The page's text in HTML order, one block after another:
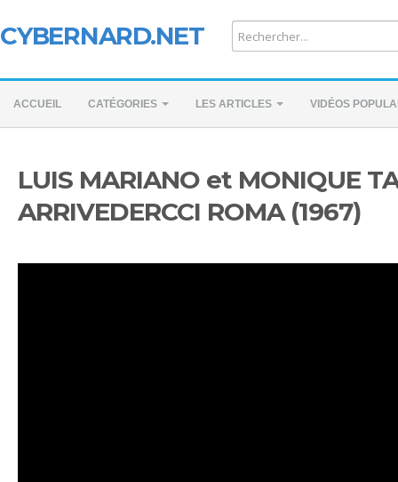
CYBERNARD.NET
ACCUEIL CATÉGORIES LES ARTICLES VIDÉOS
LUIS MARIANO et MONIQUE
ARRIVEDERCCI ROMA (1967)